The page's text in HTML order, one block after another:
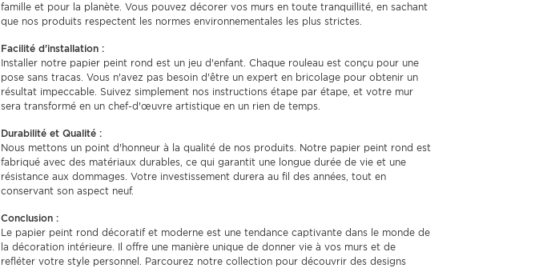
famille et pour la planète. Vous pouvez décorer vos murs en toute tranquillité, en sachant
que nos produits respectent les normes environnementales les plus strictes.
Facilité d'installation :
Installer notre papier peint rond est un jeu d'enfant. Chaque rouleau est conçu pour une
pose sans tracas. Vous n'avez pas besoin d'être un expert en bricolage pour obtenir un
résultat impeccable. Suivez simplement nos instructions étape par étape, et votre mur
sera transformé en un chef-d'œuvre artistique en un rien de temps.
Durabilité et Qualité :
Nous mettons un point d'honneur à la qualité de nos produits. Notre papier peint rond est
fabriqué avec des matériaux durables, ce qui garantit une longue durée de vie et une
résistance aux dommages. Votre investissement durera au fil des années, tout en
conservant son aspect neuf.
Conclusion :
Le papier peint rond décoratif et moderne est une tendance captivante dans le monde de
la décoration intérieure. Il offre une manière unique de donner vie à vos murs et de
refléter votre style personnel. Parcourez notre collection pour découvrir des designs